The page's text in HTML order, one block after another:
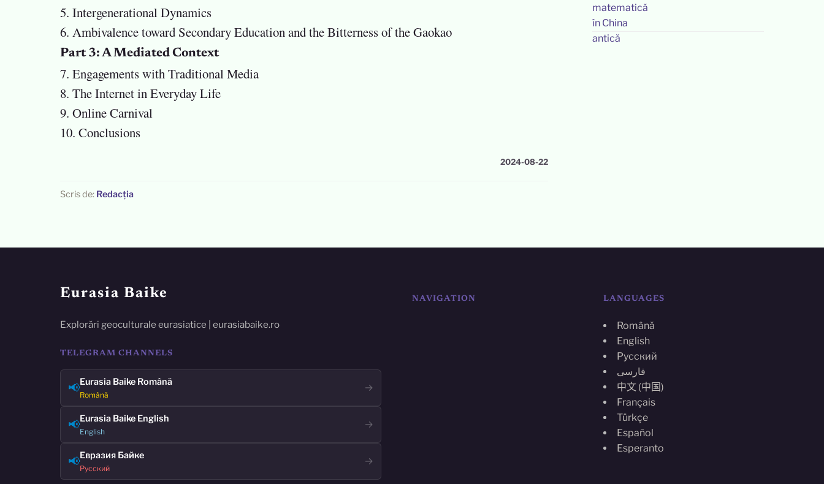
5. Intergenerational Dynamics
6. Ambivalence toward Secondary Education and the Bitterness of the Gaokao
Part 3: A Mediated Context
7. Engagements with Traditional Media
8. The Internet in Everyday Life
9. Online Carnival
10. Conclusions
2024-08-22
Scris de: Redacția
Eurasia Baike
Explorări geoculturale eurasiatice | eurasiabaike.ro
TELEGRAM CHANNELS
📢Eurasia Baike Română
Română
→
📢Eurasia Baike English
English
→
📢Евразия Байке
Русский
→
NAVIGATION LANGUAGES
Română
English
Русский
فارسی
中文 (中国)
Français
Türkçe
Español
Esperanto